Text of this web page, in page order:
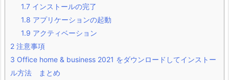
1.7 インストールの完了
1.8 アプリケーションの起動
1.9 アクティベーション
2 注意事項
3 Office home & business 2021 をダウンロードしてインストー
ル方法 まとめ